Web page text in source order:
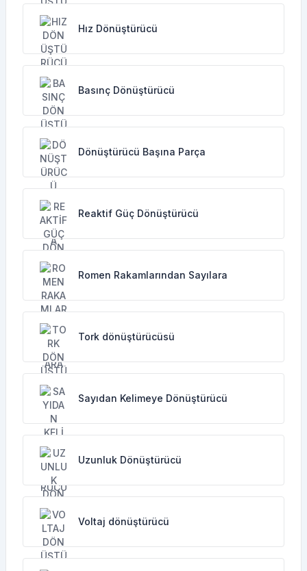
Hız Dönüştürücü
Basınç Dönüştürücü
Dönüştürücü Başına Parça
Reaktif Güç Dönüştürücü
Romen Rakamlarından Sayılara
Tork dönüştürücüsü
Sayıdan Kelimeye Dönüştürücü
Uzunluk Dönüştürücü
Voltaj dönüştürücü